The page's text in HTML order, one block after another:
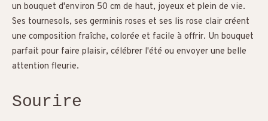
un bouquet d'environ 50 cm de haut, joyeux et plein de vie.
Ses tournesols, ses germinis roses et ses lis rose clair créent
une composition fraîche, colorée et facile à offrir. Un bouquet
parfait pour faire plaisir, célébrer l'été ou envoyer une belle
attention fleurie.
Sourire